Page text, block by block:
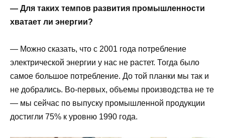
— Для таких темпов развития промышленности
хватает ли энергии?
— Можно сказать, что с 2001 года потребление
электрической энергии у нас не растет. Тогда было
самое большое потребление. До той планки мы так и
не добрались. Во-первых, объемы производства не те
— мы сейчас по выпуску промышленной продукции
достигли 75% к уровню 1990 года.